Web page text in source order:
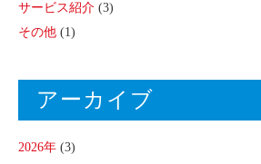
サービス紹介 (3)
その他 (1)
アーカイブ
2026年 (3)